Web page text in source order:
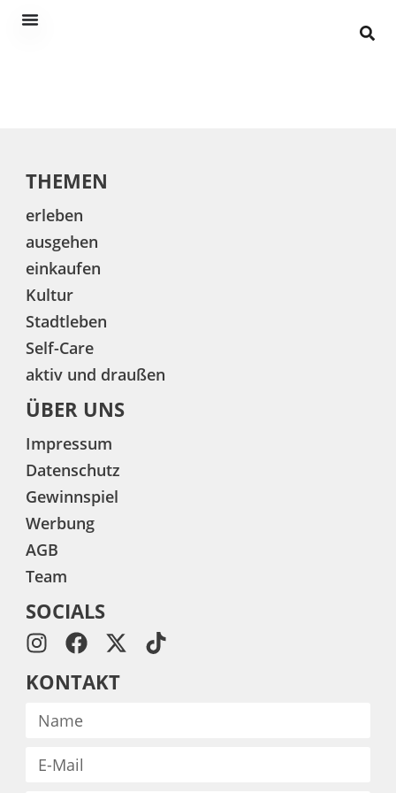
THEMEN
erleben
ausgehen
einkaufen
Kultur
Stadtleben
Self-Care
aktiv und draußen
ÜBER UNS
Impressum
Datenschutz
Gewinnspiel
Werbung
AGB
Team
SOCIALS
KONTAKT